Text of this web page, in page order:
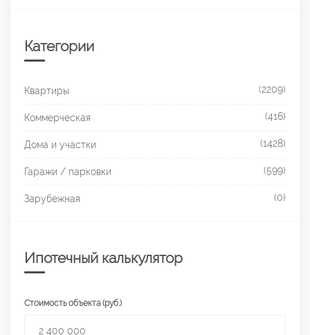
Категории
Квартиры (2209)
Коммерческая (416)
Дома и участки (1428)
Гаражи / парковки (599)
Зарубежная (0)
Ипотечный калькулятор
Стоимость объекта (руб.)